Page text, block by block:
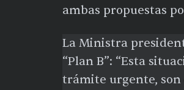
ambas propuestas
La Ministra
“Plan B”: “Esta
trámite urgente, son